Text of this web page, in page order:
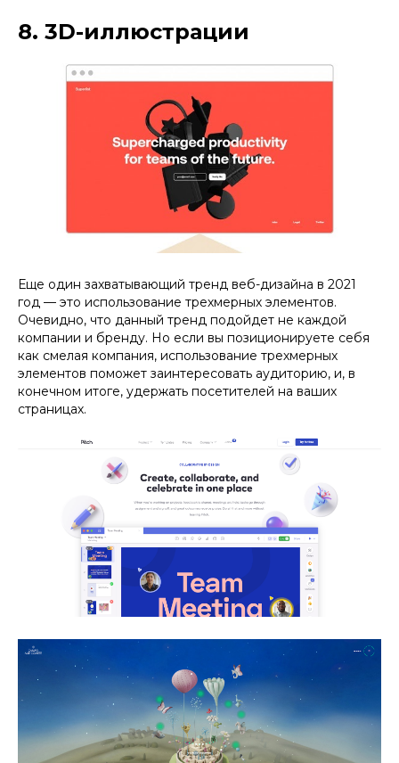
8. 3D-иллюстрации
Еще один захватывающий тренд веб-дизайна в 2021
год — это использование трехмерных элементов.
Очевидно, что данный тренд подойдет не каждой
компании и бренду. Но если вы позиционируете себя
как смелая компания, использование трехмерных
элементов поможет заинтересовать аудиторию, и, в
конечном итоге, удержать посетителей на ваших
страницах.